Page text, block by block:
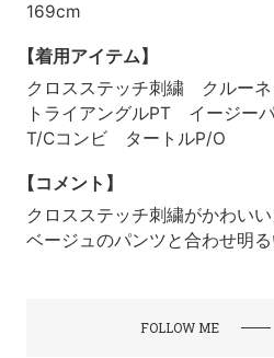
169cm
【着用アイテム】
クロスステッチ刺繍 クルー
トライアングルPT イージー
T/Cコンビ タートルP/O
【コメント】
クロスステッチ刺繍がかわいい
ベージュのパンツと合わせ明る
FOLLOW ME